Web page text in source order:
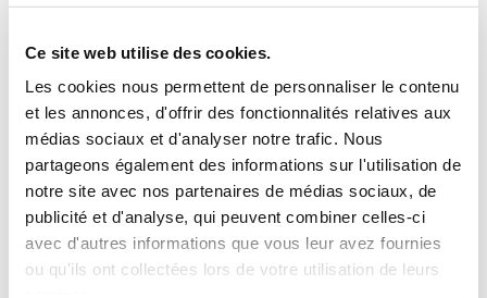
Ce site web utilise des cookies.
Les cookies nous permettent de personnaliser le contenu
et les annonces, d'offrir des fonctionnalités relatives aux
médias sociaux et d'analyser notre trafic. Nous
partageons également des informations sur l'utilisation de
notre site avec nos partenaires de médias sociaux, de
publicité et d'analyse, qui peuvent combiner celles-ci
avec d'autres informations que vous leur avez fournies
ou qu'ils ont collectées lors de votre utilisation de leurs